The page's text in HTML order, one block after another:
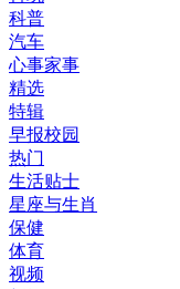
科普
汽车
心事家事
精选
特辑
早报校园
热门
生活贴士
星座与生肖
保健
体育
视频